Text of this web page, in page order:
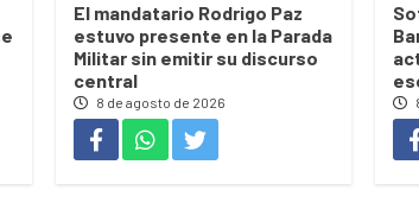
El mandatario Rodrigo Paz
estuvo presente en la Parada
Militar sin emitir su discurso
central
8 de agosto de 2026